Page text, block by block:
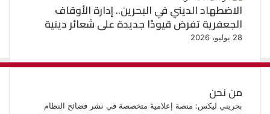
الاضطهاد الديني في البحرين.. إدارة الأوقاف
الجعفرية تفرض قيودًا جديدة على شعائر دينية
28 يوليو، 2026
من نحن
بحريني ليكس: منصة إعلامية متخصصة في نشر فضائح النظام